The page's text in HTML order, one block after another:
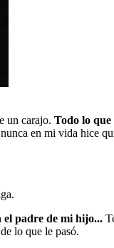
un carajo. Todo lo que
en mi vida hice
el padre de mi hijo...
lo que le pasó.